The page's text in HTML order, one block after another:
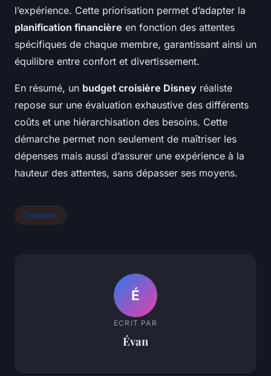
l’expérience. Cette priorisation permet d’adapter la
planification financière en fonction des attentes
spécifiques de chaque membre, garantissant ainsi un
équilibre entre confort et divertissement.
En résumé, un budget croisière Disney réaliste
repose sur une évaluation exhaustive des différents
coûts et une hiérarchisation des besoins. Cette
démarche permet non seulement de maîtriser les
dépenses mais aussi d’assurer une expérience à la
hauteur des attentes, sans dépasser ses moyens.
Croisiere
É
ECRIT PAR
Évan